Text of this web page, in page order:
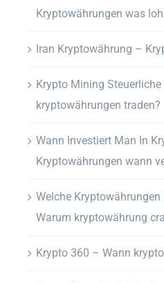
Kryptowährungen was
Iran Kryptowährung –
Krypto Mining
kryptowährungen traden?
Wann Investiert Man In
Kryptowährungen wann
Welche
Warum kryptowährung
Krypto 360 – Wann